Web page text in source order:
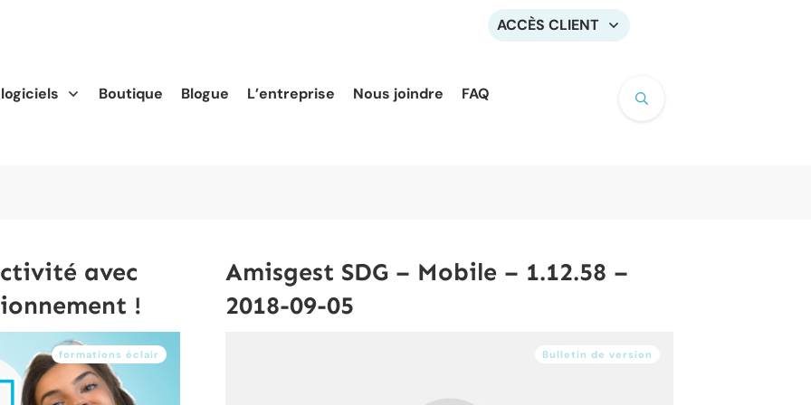
ACCÈS CLIENT
Boutique Blogue L’entreprise Nous joindre FAQ
avec
!
formations éclair
Amisgest SDG – Mobile – 1.12.58 –
2018-09-05
Bulletin de version